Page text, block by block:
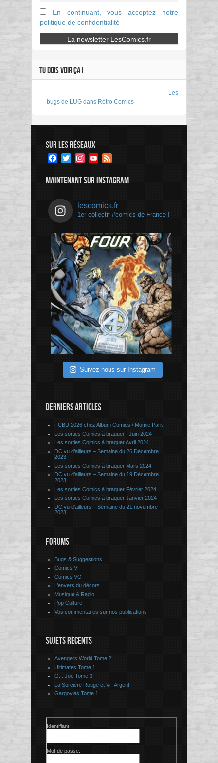
En continuant, vous acceptez notre
politique de confidentialité
TU DOIS VOIR ÇA !
Les
bugs de LUG dans Rétro Comics
SUR LES RÉSEAUX
Facebook
TwitterInstagramYouTube
MAINTENANT SUR INSTAGRAM
lescomics.fr
1er collectif #comics de France !
Suivez-nous sur Instagram
DERNIERS ARTICLES
FCBD 2026 chez Album Comics / Momie Paris
Les sorties Comics à braquer : Juin 2024
Les sorties Comics à braquer Avril 2024
DC vu d’ailleurs – Semaine du 26 Décembre
2023
Les sorties Comics à braquer Mars 2024
DC vu d’ailleurs – Semaine du 19 Décembre
2023
Les sorties Comics à braquer Février 2024
Les sorties Comics à braquer Janvier 2024
DC vu d’ailleurs – Semaine du 21 novembre
2023
FORUMS
Bugs & Suggestions
Comics VF
Comics VO
L’envers du décors
Musique & Radio
Pop Culture
Vos commentaires sur nos publications
SUJETS RÉCENTS
Avengers World Tome 2
Ultimates Tome 1
G.I. Joe Tome 3
La Sorcière Rouge et Vif-Argent
Gargoyles Tome 1
Identifiant:
Mot de passe: